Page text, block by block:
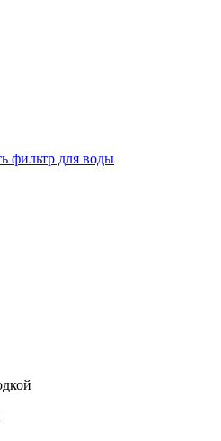
фильтр для воды